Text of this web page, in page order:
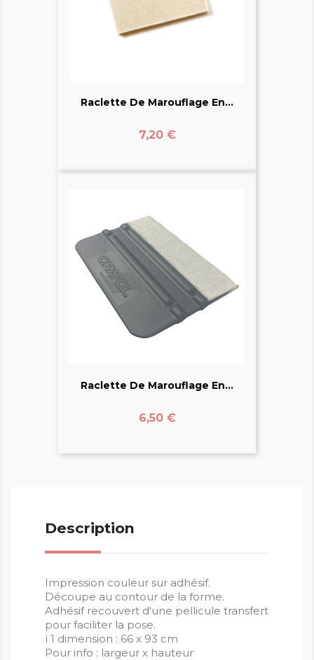
Raclette De Marouflage En...
Prix
7,20 €
Raclette De Marouflage En...
Prix
6,50 €
Description
Impression couleur sur adhésif.
Découpe au contour de la forme.
Adhésif recouvert d'une pellicule transfert
pour faciliter la pose.
ï 1 dimension : 66 x 93 cm
Pour info : largeur x hauteur